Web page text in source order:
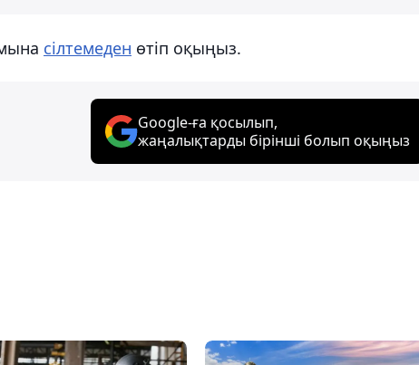
сілтемеден өтіп оқыңыз.
Google-ға қосылып,
жаңалықтарды бірінші болып оқыңыз